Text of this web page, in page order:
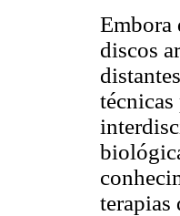
Embora
discos
técnicas
terapias